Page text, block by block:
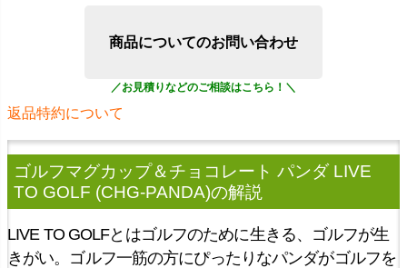
商品についてのお問い合わせ
返品特約について
ゴルフマグカップ＆チョコレート パンダ LIVE
TO GOLF (CHG-PANDA)の解説
LIVE TO GOLFとはゴルフのために生きる、ゴルフが生
きがい。ゴルフ一筋の方にぴったりなパンダがゴルフを